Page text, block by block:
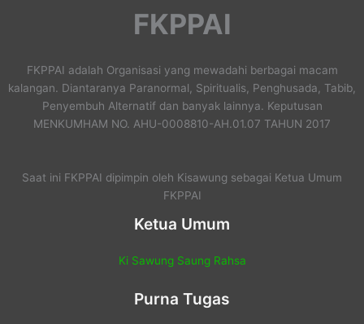
FKPPAI
FKPPAI adalah Organisasi yang mewadahi berbagai macam
kalangan. Diantaranya Paranormal, Spiritualis, Penghusada, Tabib,
Penyembuh Alternatif dan banyak lainnya. Keputusan
MENKUMHAM NO. AHU-0008810-AH.01.07 TAHUN 2017
Saat ini FKPPAI dipimpin oleh Kisawung sebagai Ketua Umum
FKPPAI
Ketua Umum
Ki Sawung Saung Rahsa
Purna Tugas